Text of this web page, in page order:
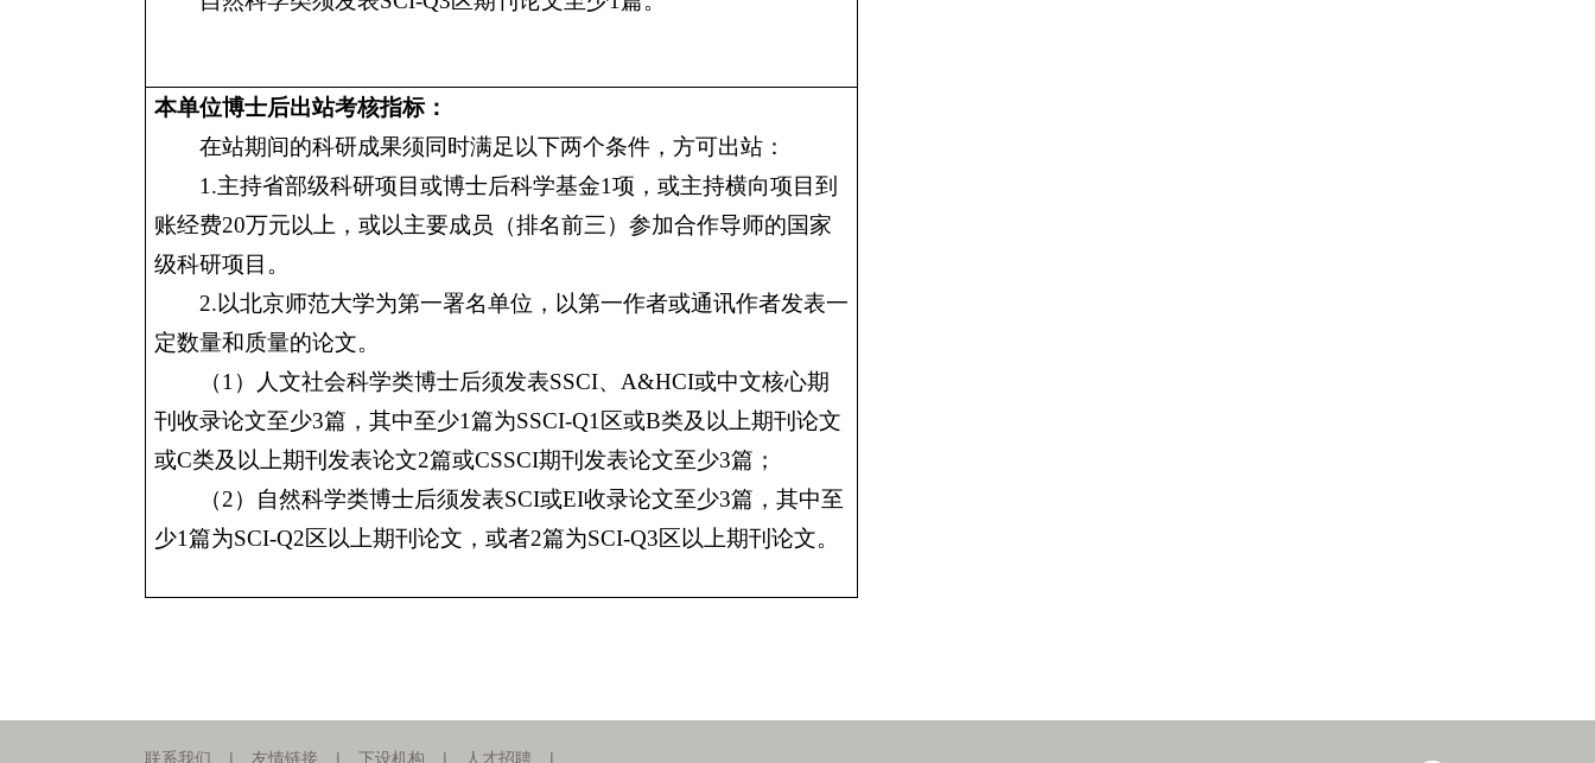
本单位博士后出站考核指标：
在站期间的科研成果须同时满足以下两个条件，方可出站：
1.主持省部级科研项目或博士后科学基金1项，或主持横向项目到
账经费20万元以上，或以主要成员（排名前三）参加合作导师的国家
级科研项目。
2.以北京师范大学为第一署名单位，以第一作者或通讯作者发表一
定数量和质量的论文。
（1 ）人文社会科学类博士后须发表SSCI、 A&HCI或中文核心期
刊收录论文至少3篇，其中至少1篇为SSCI-Q1 区或B类及以上期刊论文
或C类及以上期刊发表论文2篇或CSSCI期刊发表论文至少3篇；
（2）自然科学类博士后须发表SCI或EI收录论文至少3篇，其中至
少1篇为SCI-Q2 区以上期刊论文，或者2篇为SCI-Q3 区以上期刊论文。
联系我们 | 友情链接 | 下设机构 | 人才招聘 |